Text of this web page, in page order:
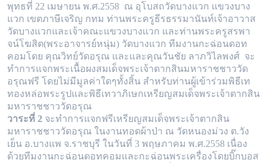
พุทธที่ 22 เมษายน พ.ศ.2558 ณ อุโบสถวัดบางแวก แขวงบาง
แวก เขตภาษีเจริญ กทม ท่านพระครูธีรธรรมานันท์เจ้าอาวาส
วัดบางแวกและเจ้าคณะแขวงบางแวก และท่านพระครูสรพา
จน์โฆสิต(พระอาจารย์หนุ่ม) วัดบางแวก ทีมงานกะฉ่อนดอท
คอมโดย คุณวิทย์วัดอรุณ และและคุณวันชัย ลาภวิไลพงศ์ จะ
ทำการแจกพระเนื้อผงสมเด็จพระเจ้าตากสินมหาราชชาววัด
อรุณฟรี โดยไม่มีมูลค่าใดๆทั้งสิ้น สำหรับท่านผู้เข้าร่วมพิธีเท
ทองหล่อพระรูปและพิธีเทวาภิเษกเหรียญสมเด็จพระเจ้าตากสิน
มหาราชชาววัดอรุณ
วาระที่ 2 จะทำการแจกฟรีเหรียญสมเด็จพระเจ้าตากสิน
มหาราชชาววัดอรุณ ในงานทอดผ้าป่า ณ วัดหนองม่วง ต.วัง
เย็น อ.บางแพ จ.ราชบุรี ในวันที่ 3 พฤษภาคม พ.ศ.2558 เนื่อง
ด้วยทีมงานกะฉ่อนดอทคอมและกะฉ่อนพระเครื่องโดยบิ๊กบอส